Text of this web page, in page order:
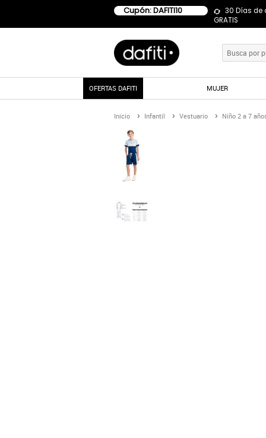
Cupón: DAFITI10
30 Días de
GRATIS
OFERTAS DAFITI MUJER
Inicio Infantil Vestuario Niño 2 a 7